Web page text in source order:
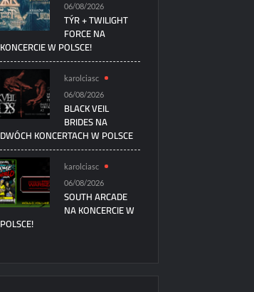
06/08/2026
TÝR + TWILIGHT
FORCE NA
KONCERCIE W POLSCE!
karolciasc
06/08/2026
BLACK VEIL
BRIDES NA
DWÓCH KONCERTACH W POLSCE
karolciasc
06/08/2026
SOUTH ARCADE
NA KONCERCIE W
POLSCE!